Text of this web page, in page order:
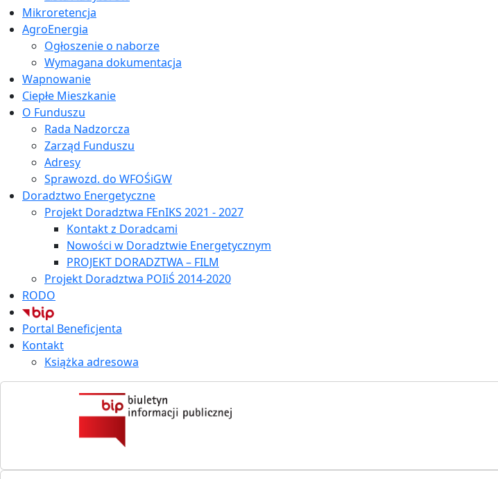
Mikroretencja
AgroEnergia
Ogłoszenie o naborze
Wymagana dokumentacja
Wapnowanie
Ciepłe Mieszkanie
O Funduszu
Rada Nadzorcza
Zarząd Funduszu
Adresy
Sprawozd. do WFOŚiGW
Doradztwo Energetyczne
Projekt Doradztwa FEnIKS 2021 - 2027
Kontakt z Doradcami
Nowości w Doradztwie Energetycznym
PROJEKT DORADZTWA – FILM
Projekt Doradztwa POIiŚ 2014-2020
RODO
Portal Beneficjenta
Kontakt
Książka adresowa